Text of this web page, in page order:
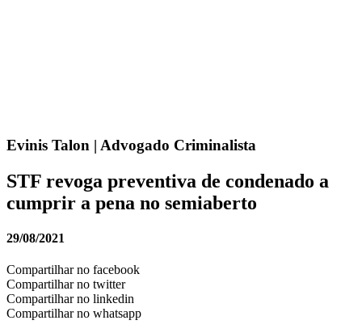
Evinis Talon | Advogado Criminalista
STF revoga preventiva de condenado a
cumprir a pena no semiaberto
29/08/2021
Compartilhar no facebook
Compartilhar no twitter
Compartilhar no linkedin
Compartilhar no whatsapp